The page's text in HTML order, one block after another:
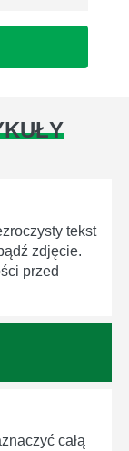
tekst
zdjęcie.
przed
całą